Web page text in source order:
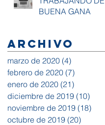
BUENA GANA
Archivo
marzo de 2020 (4)
febrero de 2020 (7)
enero de 2020 (21)
diciembre de 2019 (10)
noviembre de 2019 (18)
octubre de 2019 (20)